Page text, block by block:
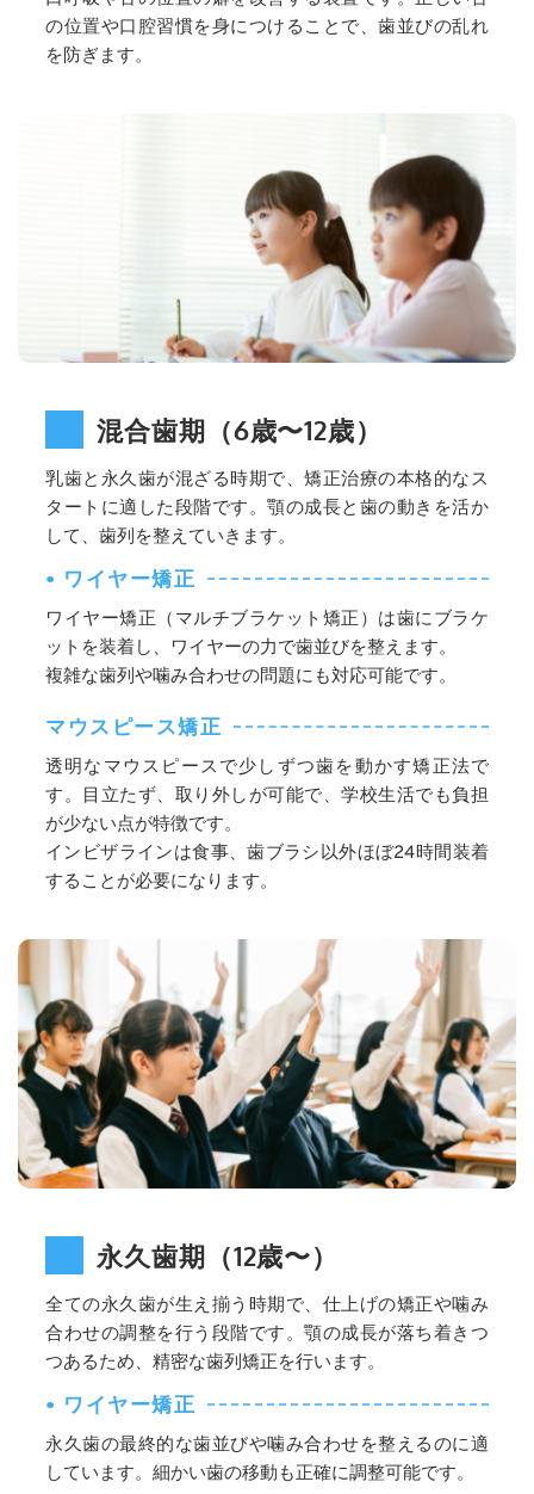
の位置や口腔習慣を身につけることで、歯並びの乱れ
を防ぎます。
混合歯期（6歳〜12歳）
乳歯と永久歯が混ざる時期で、矯正治療の本格的なス
タートに適した段階です。顎の成長と歯の動きを活か
して、歯列を整えていきます。
• ワイヤー矯正
ワイヤー矯正（マルチブラケット矯正）は歯にブラケ
ットを装着し、ワイヤーの力で歯並びを整えます。
複雑な歯列や噛み合わせの問題にも対応可能です。
マウスピース矯正
透明なマウスピースで少しずつ歯を動かす矯正法で
す。目立たず、取り外しが可能で、学校生活でも負担
が少ない点が特徴です。
インビザラインは食事、歯ブラシ以外ほぼ24時間装着
することが必要になります。
永久歯期（12歳〜）
全ての永久歯が生え揃う時期で、仕上げの矯正や噛み
合わせの調整を行う段階です。顎の成長が落ち着きつ
つあるため、精密な歯列矯正を行います。
• ワイヤー矯正
永久歯の最終的な歯並びや噛み合わせを整えるのに適
しています。細かい歯の移動も正確に調整可能です。